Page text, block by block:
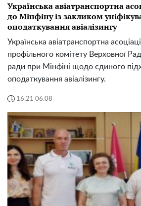
Українська авіатранспортна
до Мінфіну із закликом
оподаткування авіалізингу
Українська авіатранспортна
профільного комітету Верховної
ради при Мінфіні щодо єдиного
оподаткування авіалізингу.
16:21 06.08